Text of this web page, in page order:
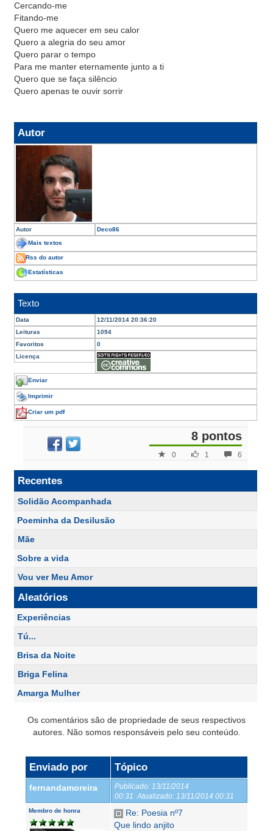
Cercando-me
Fitando-me
Quero me aquecer em seu calor
Quero a alegria do seu amor
Quero parar o tempo
Para me manter eternamente junto a ti
Quero que se faça silêncio
Quero apenas te ouvir sorrir
Autor
Autor Deco86
Mais textos
Rss do autor
Estatísticas
Texto
Data
12/11/2014 20:36:20
Leituras
1094
Favoritos
0
Licença
Enviar
Imprimir
Criar um pdf
8 pontos
6
1
0
Recentes
Solidão Acompanhada
Poeminha da Desilusão
Mãe
Sobre a vida
Vou ver Meu Amor
Aleatórios
Experiências
Tú...
Brisa da Noite
Briga Felina
Amarga Mulher
Os comentários são de propriedade de seus respectivos
autores. Não somos responsáveis pelo seu conteúdo.
Enviado por Tópico
fernandamoreira Publicado: 13/11/2014
00:31 Atualizado: 13/11/2014 00:31
Membro de honra
Re: Poesia nº7
Que lindo anjito